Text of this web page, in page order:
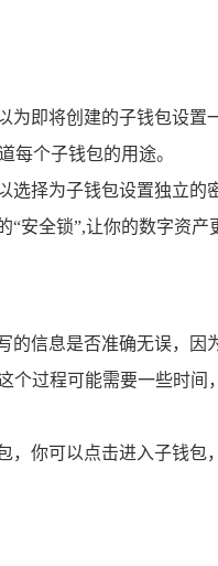
为即将创建的子钱包设
每个子钱包的用途。
选择为子钱包设置独立
安全锁”,让你的数字资产
信息是否准确无误，因
个过程可能需要一些时
，你可以点击进入子钱